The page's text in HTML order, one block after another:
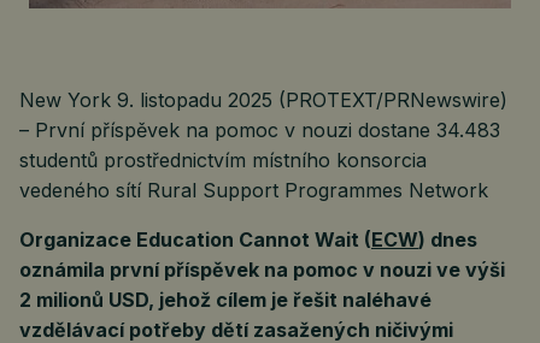
New York 9. listopadu 2025 (PROTEXT/PRNewswire)
– První příspěvek na pomoc v nouzi dostane 34.483
studentů prostřednictvím místního konsorcia
vedeného sítí Rural Support Programmes Network
Organizace Education Cannot Wait (ECW) dnes
oznámila první příspěvek na pomoc v nouzi ve výši
2 milionů USD, jehož cílem je řešit naléhavé
vzdělávací potřeby dětí zasažených ničivými